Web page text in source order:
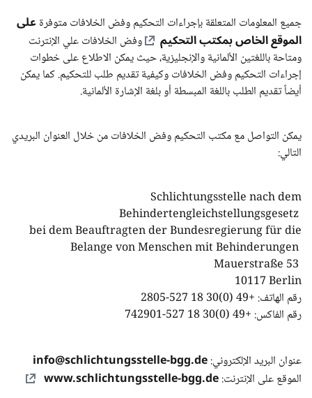
جميع المعلومات المتعلقة بإجراءات التحكيم وفض الخلافات متوفرةعلى
الموقع الخاص بمكتب التحكيم
وفض الخلافات علي الإنترنت
ومتاحة باللغتين الألمانية والإنجليزية، حيث يمكن الاطلاع على خطوات
إجراءات التحكيم وفض الخلافات وكيفية تقديم طلب للتحكيم. كما يمكن
أيضاً تقديم الطلب باللغة المبسطة أو بلغة الإشارة الألمانية.
يمكن التواصل مع مكتب التحكيم وفض الخلافات من خلال العنوان البريدي
التالي:
Schlichtungsstelle nach dem
Behindertengleichstellungsgesetz
bei dem Beauftragten der Bundesregierung für die
Belange von Menschen mit Behinderungen
Mauerstraße 53
10117 Berlin
رقم الهاتف: +49 (0)30 18 527-2805
رقم الفاكس: +49 (0)30 18 527-742901
عنوان البريد الإلكتروني:info@schlichtungsstelle-bgg.de
الموقع على الإنترنت:www.schlichtungsstelle-bgg.de